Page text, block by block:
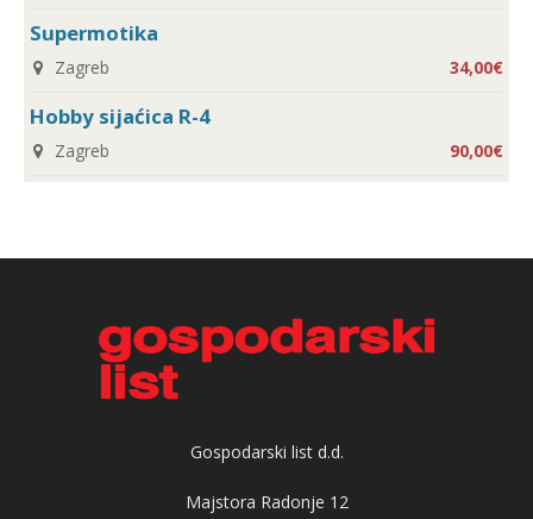
Supermotika
Zagreb 34,00€
Hobby sijaćica R-4
Zagreb 90,00€
Gospodarski list d.d.
Majstora Radonje 12